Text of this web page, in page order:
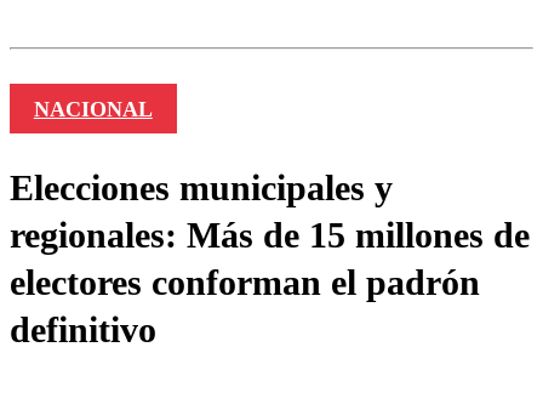
NACIONAL
Elecciones municipales y
regionales: Más de 15 millones de
electores conforman el padrón
definitivo